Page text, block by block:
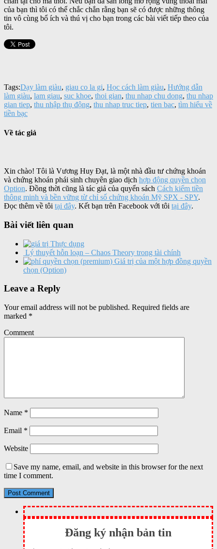
của bạn thì tôi có thể chắc chắn rằng bạn sẽ có được những thông
tin vô cùng bổ ích và thú vị cho bạn trong các bài viết tiếp theo của
tôi.
Tags:Dạy làm giàu, giau co la gi, Học cách làm giàu, Hướng dẫn
làm giàu, lam giau, suc khoe, thoi gian, thu nhap chu dong, thu nhap
gian tiep, thu nhập thụ động, thu nhap truc tiep, tien bac, tìm hiểu về
tiền bạc
Về tác giả
Xin chào! Tôi là Vương Huy Đạt, là một nhà đầu tư chứng khoán
và chứng khoán phái sinh chuyên giao dịch hợp động quyền chọn
Option. Đồng thời cũng là tác giả của quyển sách Cách kiếm tiền
thông minh và bền vững từ chỉ số chứng khoán Mỹ SPX - SPY.
Đọc thêm về tôi tại đây. Kết bạn trên Facebook với tôi tại đây.
Bài viết liên quan
Thực dụng
Lý thuyết hỗn loạn – Chaos Theory trong tài chính
Giá trị của một hợp đồng quyền
chọn (Option)
Leave a Reply
Your email address will not be published. Required fields are
marked *
Comment
Name *
Email *
Website
Save my name, email, and website in this browser for the next
time I comment.
Đăng ký nhận bản tin